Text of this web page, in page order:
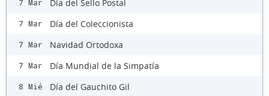
7 Mar Día del Sello Postal
7 Mar Día del Coleccionista
7 Mar Navidad Ortodoxa
7 Mar Día Mundial de la Simpatía
8 Mié Día del Gauchito Gil